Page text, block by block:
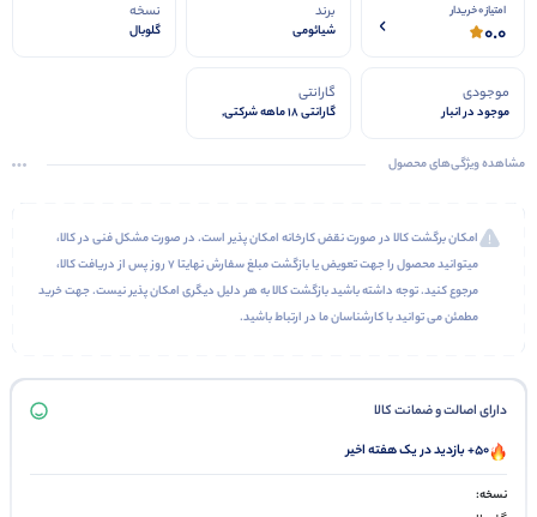
امتیاز 0 خریدار
0.0
برند
شیائومی
نسخه
گلوبال
موجودی
موجود در انبار
گارانتی
گارانتی 18 ماهه شرکتی,
مشاهده ویژگی‌های محصول
امکان برگشت کالا در صورت نقض کارخانه امکان پذیر است. در صورت مشکل فنی در کالا،
میتوانید محصول را جهت تعویض یا بازگشت مبلغ سفارش نهایتا 7 روز پس از دریافت کالا،
مرجوع کنید. توجه داشته باشید بازگشت کالا به هر دلیل دیگری امکان پذیر نیست. جهت خرید
مطمئن می توانید با کارشناسان ما در ارتباط باشید.
دارای اصالت و ضمانت کالا
50+ بازدید در یک هفته اخیر
نسخه: